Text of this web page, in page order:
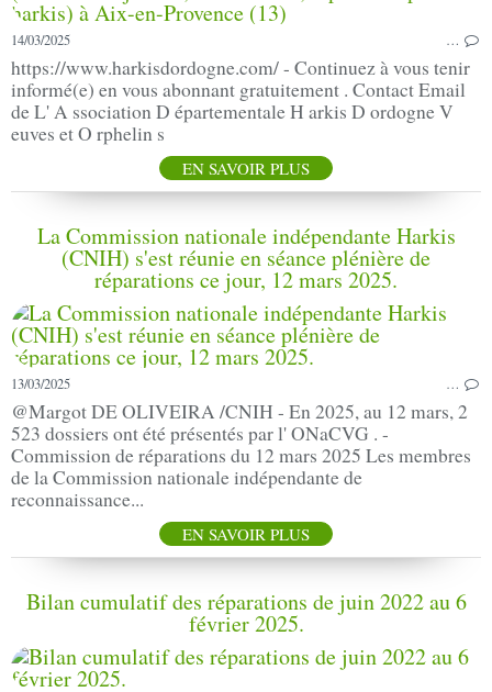
14/03/2025 …
https://www.harkisdordogne.com/ - Continuez à vous tenir
informé(e) en vous abonnant gratuitement . Contact Email
de L' A ssociation D épartementale H arkis D ordogne V
euves et O rphelin s
EN SAVOIR PLUS
La Commission nationale indépendante Harkis
(CNIH) s'est réunie en séance plénière de
réparations ce jour, 12 mars 2025.
13/03/2025 …
@Margot DE OLIVEIRA /CNIH - En 2025, au 12 mars, 2
523 dossiers ont été présentés par l' ONaCVG . -
Commission de réparations du 12 mars 2025 Les membres
de la Commission nationale indépendante de
reconnaissance...
EN SAVOIR PLUS
Bilan cumulatif des réparations de juin 2022 au 6
février 2025.